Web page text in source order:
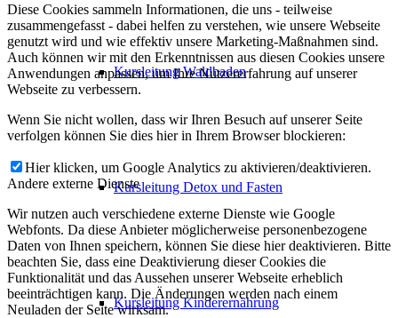
Kursleitung Waldbaden
Kursleitung Detox und Fasten
Kursleitung Kinderernährung
Diese Cookies sammeln Informationen, die uns - teilweise
zusammengefasst - dabei helfen zu verstehen, wie unsere Webseite
genutzt wird und wie effektiv unsere Marketing-Maßnahmen sind.
Auch können wir mit den Erkenntnissen aus diesen Cookies unsere
Anwendungen anpassen, um Ihre Nutzererfahrung auf unserer
Webseite zu verbessern.
Wenn Sie nicht wollen, dass wir Ihren Besuch auf unserer Seite
verfolgen können Sie dies hier in Ihrem Browser blockieren:
Hier klicken, um Google Analytics zu aktivieren/deaktivieren.
Andere externe Dienste
Wir nutzen auch verschiedene externe Dienste wie Google
Webfonts. Da diese Anbieter möglicherweise personenbezogene
Daten von Ihnen speichern, können Sie diese hier deaktivieren. Bitte
beachten Sie, dass eine Deaktivierung dieser Cookies die
Funktionalität und das Aussehen unserer Webseite erheblich
beeinträchtigen kann. Die Änderungen werden nach einem
Neuladen der Seite wirksam.